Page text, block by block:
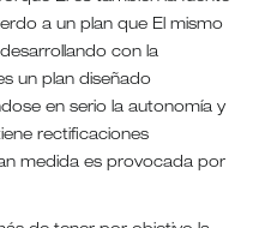
a un plan que El mismo
con la
un plan diseñado
en serio la autonomía y
rectificaciones
medida es provocada por